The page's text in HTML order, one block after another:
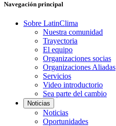
Navegación principal
Sobre LatinClima
Nuestra comunidad
Trayectoria
El equipo
Organizaciones socias
Organizaciones Aliadas
Servicios
Video introductorio
Sea parte del cambio
Noticias
Noticias
Oportunidades